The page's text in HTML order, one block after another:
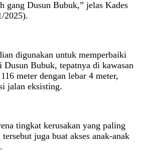
gang Dusun Bubuk,” jelas Kades
2025).
digunakan untuk memperbaiki
Dusun Bubuk, tepatnya di kawasan
meter dengan lebar 4 meter,
jalan eksisting.
tingkat kerusakan yang paling
juga buat akses anak-anak